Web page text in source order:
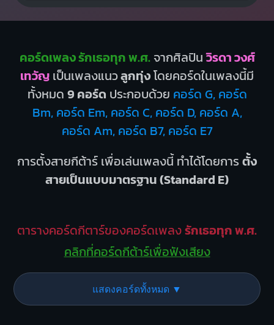
คอร์ดเพลง รักเธอทุก พ.ศ.จากศิลปินวิรดา วงศ์
เทวัญ เป็นเพลงแนวลูกทุ่งโดยคอร์ดในเพลงนี้มี
ทั้งหมด 9 คอร์ด ประกอบด้วย คอร์ด G, คอร์ด
Bm, คอร์ด Em, คอร์ด C, คอร์ด D, คอร์ด A,
คอร์ด Am, คอร์ด B7, คอร์ด E7
การตั้งสายกีต้าร์ เพื่อเล่นเพลงนี้ ทำได้โดยการตั้ง
สายเป็นแบบมาตรฐาน (Standard E)
ตารางคอร์ดกีตาร์ของคอร์ดเพลงรักเธอทุก พ.ศ.
คลิกที่คอร์ดกีต้าร์เพื่อฟังเสียง
แสดงคอร์ดทั้งหมด ▼